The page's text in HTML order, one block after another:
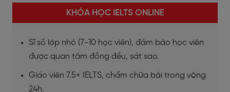
KHÓA HỌC IELTS ONLINE
Sĩ số lớp nhỏ (7-10 học viên), đảm bảo học viên
được quan tâm đồng đều, sát sao.
Giáo viên 7.5+ IELTS, chấm chữa bài trong vòng
24h.